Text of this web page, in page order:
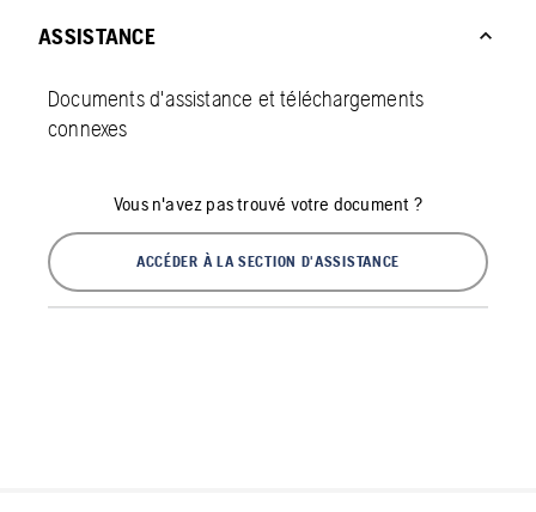
ASSISTANCE
Documents d'assistance et téléchargements
connexes
Vous n'avez pas trouvé votre document ?
ACCÉDER À LA SECTION D'ASSISTANCE